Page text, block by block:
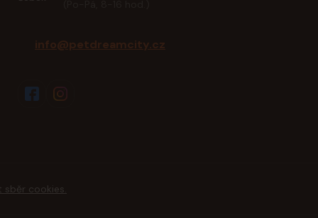
info@petdreamcity.cz
sběr cookies.